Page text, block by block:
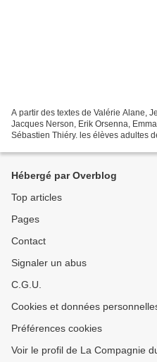
A partir des textes de Valérie Alane,
Jacques Nerson, Erik Orsenna,
Sébastien Thiéry. les élèves adultes
Hébergé par Overblog
Top articles
Pages
Contact
Signaler un abus
C.G.U.
Cookies et données
Préférences cookies
Voir le profil de La Compagnie